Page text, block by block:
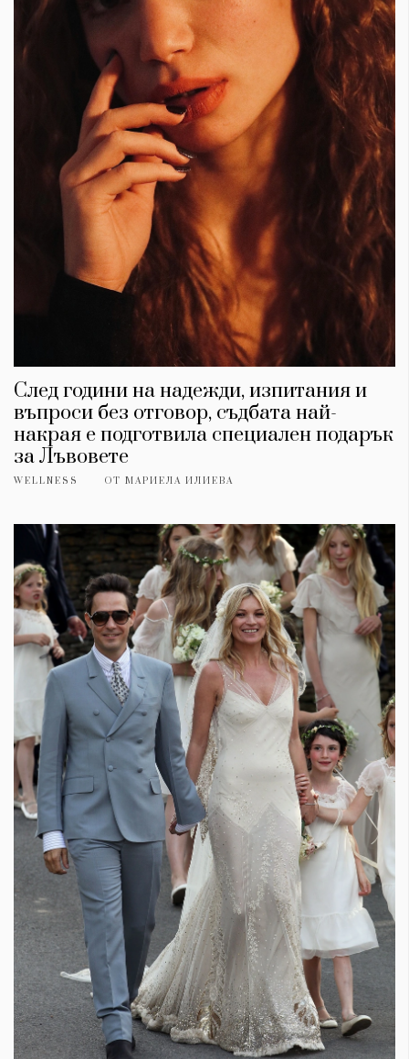
След години на надежди, изпитания и
въпроси без отговор, съдбата най-
накрая е подготвила специален подарък
за Лъвовете
WELLNESS ОТ МАРИЕЛА ИЛИЕВА